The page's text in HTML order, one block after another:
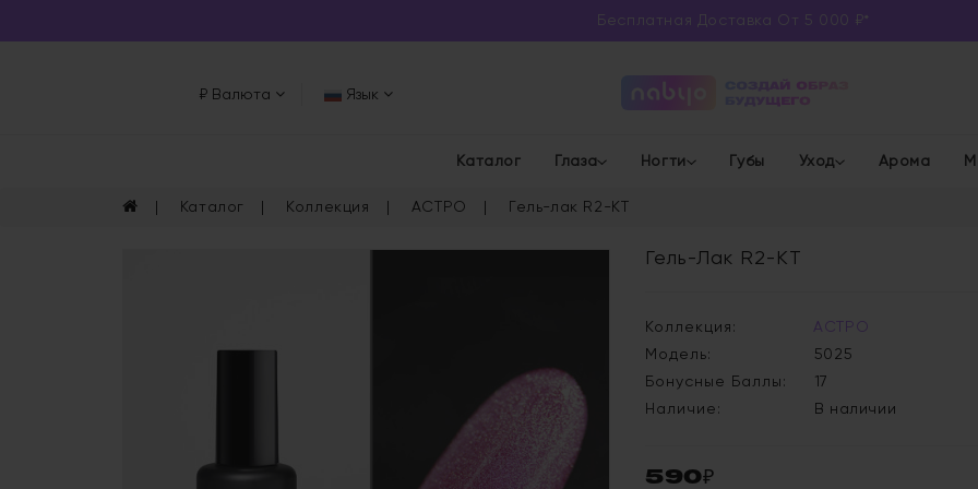
Бесплатная Доставка От 5 000 ₽*
₽ Валюта Язык
Каталог Глаза Ногти Губы Уход Арома
Каталог Коллекция АСТРО Гель-лак R2-KT
Гель-Лак R2-KT
Коллекция:
АСТРО
Модель:
5025
Бонусные Баллы:
17
Наличие:
В наличии
590₽